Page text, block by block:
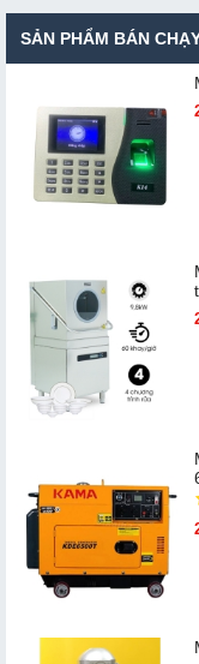
SẢN PHẨM BÁN